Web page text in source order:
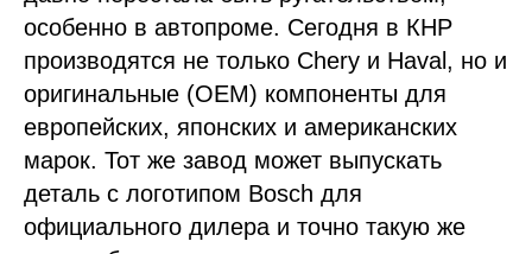
особенно в автопроме. Сегодня в КНР
производятся не только Chery и Haval, но и
оригинальные (OEM) компоненты для
европейских, японских и американских
марок. Тот же завод может выпускать
деталь с логотипом Bosch для
официального дилера и точно такую же